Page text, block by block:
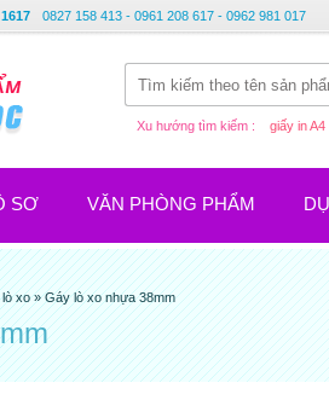
0827 158 413 - 0961 208 617 - 0962 981 017
Xu hướng tìm kiếm : giấy in A4
SƠ VĂN PHÒNG PHẨM
lò xo»Gáy lò xo nhựa 38mm